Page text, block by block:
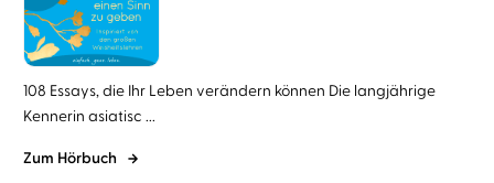
108 Essays, die Ihr Leben verändern können Die langjährige
Kennerin asiatisc ...
Zum Hörbuch